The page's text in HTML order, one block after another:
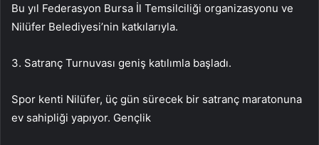
Bu yıl Federasyon Bursa İl Temsilciliği organizasyonu ve
Nilüfer Belediyesi’nin katkılarıyla.
3. Satranç Turnuvası geniş katılımla başladı.
Spor kenti Nilüfer, üç gün sürecek bir satranç maratonuna
ev sahipliği yapıyor. Gençlik